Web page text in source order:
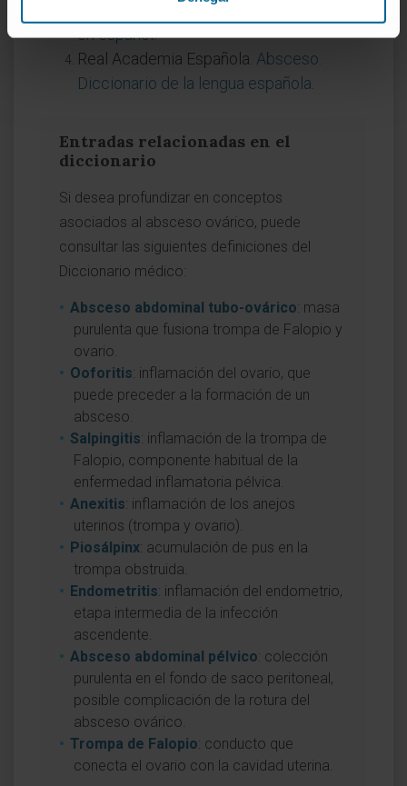
Abscesos. MedlinePlus
en español.
Real Academia Española. Absceso.
Diccionario de la lengua española
Entradas relacionadas en el
diccionario
Si desea profundizar en conceptos
asociados al absceso ovárico, puede
consultar las siguientes definiciones del
Diccionario médico:
Absceso abdominal tubo-ovárico: masa
purulenta que fusiona trompa de Falopio y
ovario.
Ooforitis: inflamación del ovario, que
puede preceder a la formación de un
absceso.
Salpingitis: inflamación de la trompa de
Falopio, componente habitual de la
enfermedad inflamatoria pélvica.
Anexitis: inflamación de los anejos
uterinos (trompa y ovario).
Piosálpinx: acumulación de pus en la
trompa obstruida.
Endometritis: inflamación del endometrio,
etapa intermedia de la infección
ascendente.
Absceso abdominal pélvico: colección
purulenta en el fondo de saco peritoneal,
posible complicación de la rotura del
absceso ovárico.
Trompa de Falopio: conducto que
conecta el ovario con la cavidad uterina.